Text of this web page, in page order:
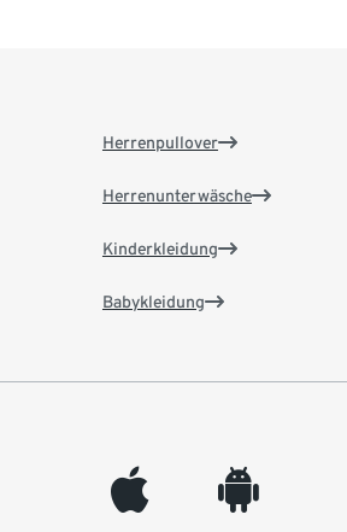
Herrenpullover
Herrenunterwäsche
Kinderkleidung
Babykleidung
appleinc android